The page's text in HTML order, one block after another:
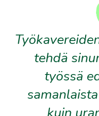
tehdä
työssä